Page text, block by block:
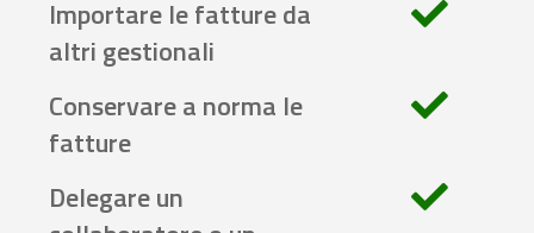
Importare le fatture da
altri gestionali
Conservare a norma le
fatture
Delegare un